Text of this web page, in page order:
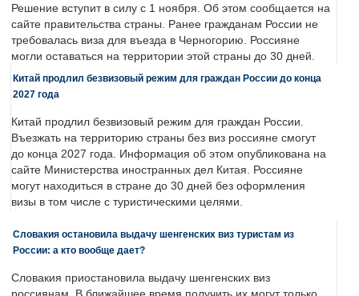
Решение вступит в силу с 1 ноября. Об этом сообщается на
сайте правительства страны. Ранее гражданам России не
требовалась виза для въезда в Черногорию. Россияне
могли оставаться на территории этой страны до 30 дней.
Китай продлил безвизовый режим для граждан России до конца
2027 года
Китай продлил безвизовый режим для граждан России.
Въезжать на территорию страны без виз россияне смогут
до конца 2027 года. Информация об этом опубликована на
сайте Министерства иностранных дел Китая. Россияне
могут находиться в стране до 30 дней без оформления
визы в том числе с туристическими целями.
Словакия остановила выдачу шенгенских виз туристам из
России: а кто вообще дает?
Словакия приостановила выдачу шенгенских виз